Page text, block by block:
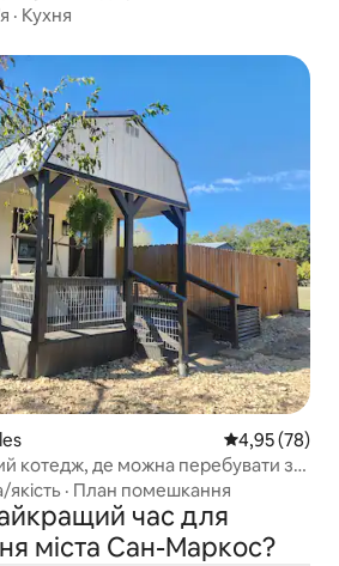
· Кухня
Середня
4,95 (78)
котедж, де можна перебувати з
якість · План помешкання
час для
міста Сан-Маркос?